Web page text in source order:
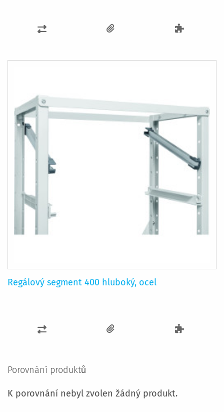
PŘIDAT
POROVNÁNÍ
Regálový segment 400 hluboký, ocel
PŘIDAT
POROVNÁNÍ
Porovnání produktů
K porovnání nebyl zvolen žádný produkt.